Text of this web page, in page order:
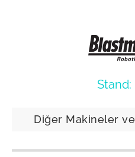
Stand:
Diğer Makineler